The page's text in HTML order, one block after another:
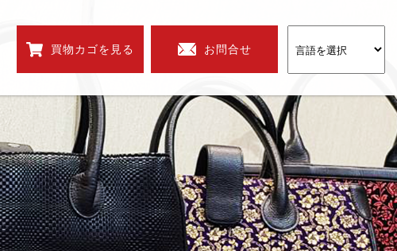
買物カゴを見る お問合せ